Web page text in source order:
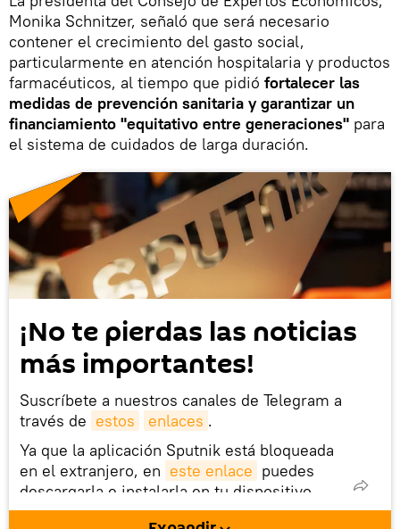
Monika Schnitzer, señaló que será necesario
contener el crecimiento del gasto social,
particularmente en atención hospitalaria y productos
farmacéuticos, al tiempo que pidió fortalecer las
medidas de prevención sanitaria y garantizar un
financiamiento "equitativo entre generaciones" para
el sistema de cuidados de larga duración.
¡No te pierdas las noticias
más importantes!
Suscríbete a nuestros canales de Telegram a
través de estos enlaces .
Ya que la aplicación Sputnik está bloqueada
en el extranjero, en este enlace puedes
descargarla e instalarla en tu dispositivo
móvil (¡solo para Android!).